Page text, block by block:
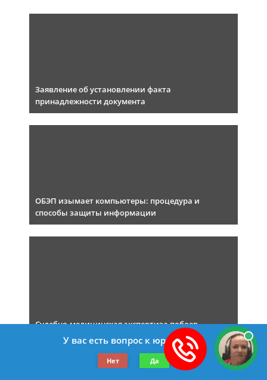
Заявление об установлении факта
принадлежности документа
ОБЭП изымает компьютеры: процедура и
способы защиты информации
Судебно-медицинская экспертиза побоев
У вас есть вопрос к юристу?
Нет Да